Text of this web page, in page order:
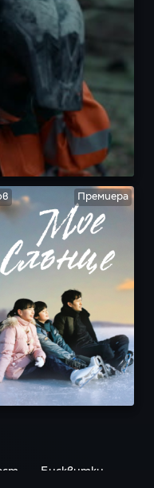
секцията
фестивал
на
за най-
Премиера
Бисквитки